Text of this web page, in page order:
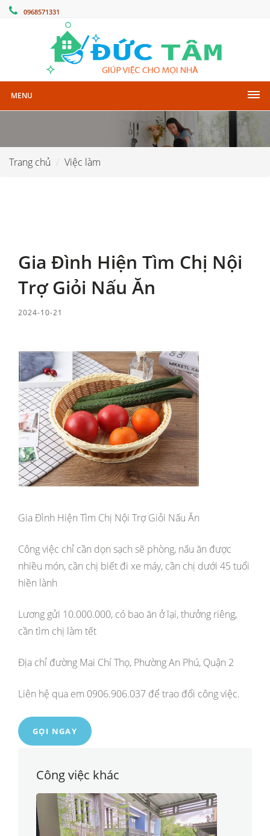
0968571331
MENU
Trang chủ Việc làm
Gia Đình Hiện Tìm Chị Nội
Trợ Giỏi Nấu Ăn
2024-10-21
Gia Đình Hiện Tìm Chị Nội Trợ Giỏi Nấu Ăn
Công việc chỉ cần dọn sạch sẽ phòng, nấu ăn được
nhiều món, cần chị biết đi xe máy, cần chị dưới 45 tuổi
hiền lành
Lương gửi 10.000.000, có bao ăn ở lại, thưởng riêng,
cần tìm chị làm tết
Địa chỉ đường Mai Chí Thọ, Phường An Phú, Quận 2
Liên hệ qua em 0906.906.037 để trao đổi công việc.
GỌI NGAY
Công việc khác